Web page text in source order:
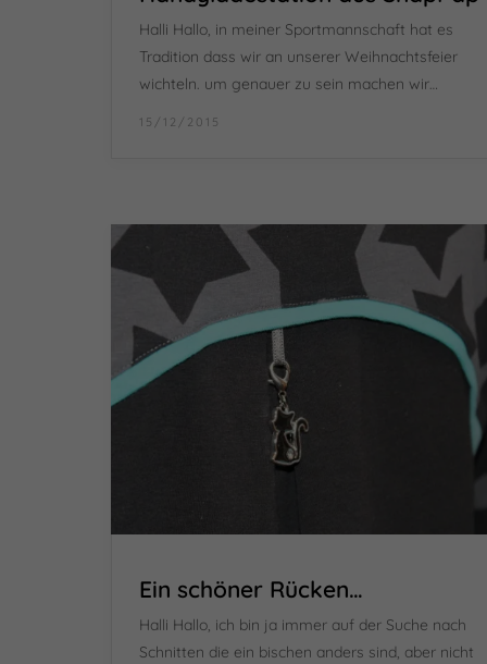
Halli Hallo, in meiner Sportmannschaft hat es
Tradition dass wir an unserer Weihnachtsfeier
wichteln. um genauer zu sein machen wir…
15/12/2015
Ein schöner Rücken…
Halli Hallo, ich bin ja immer auf der Suche nach
Schnitten die ein bischen anders sind, aber nicht